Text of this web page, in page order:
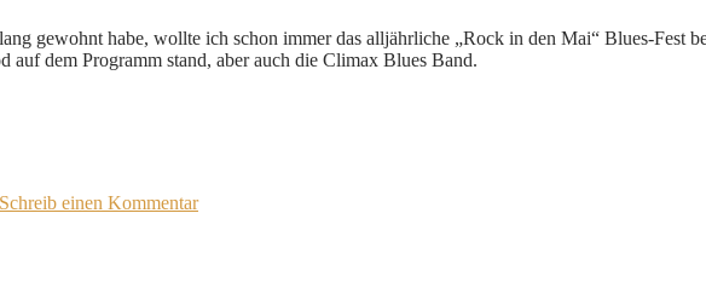
gewohnt habe, wollte ich schon immer das alljährliche „Rock in den Mai“ Blues-Fest
dem Programm stand, aber auch die Climax Blues Band.
Schreib einen Kommentar